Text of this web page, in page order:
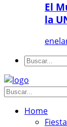
El
la
Home